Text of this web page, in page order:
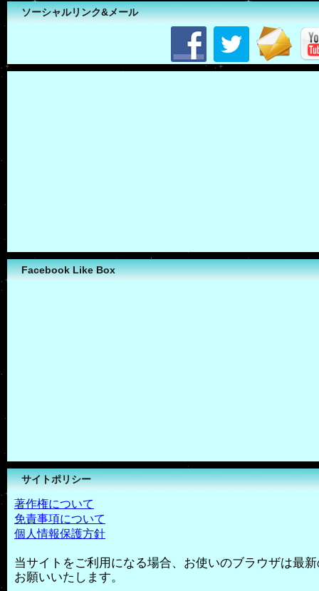
ソーシャルリンク&メール
Facebook Like Box
サイトポリシー
著作権について
免責事項について
個人情報保護方針
当サイトをご利用になる場合、お使いのブラウザは最
お願いいたします。